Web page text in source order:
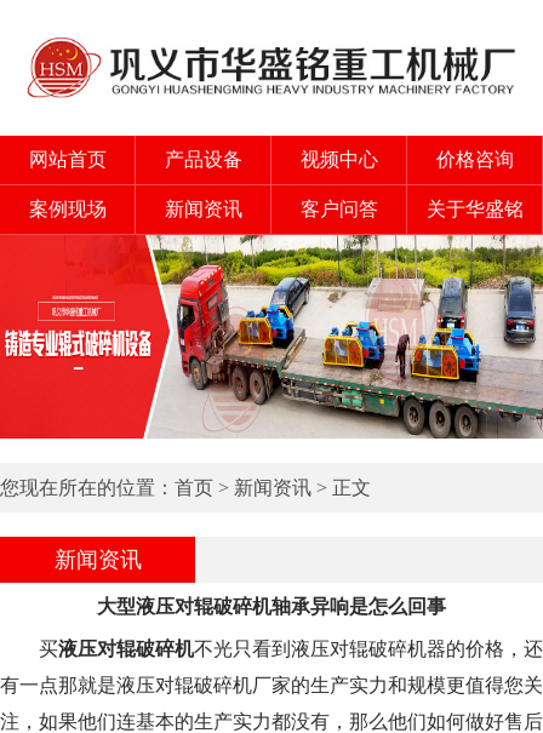
网站首页 产品设备 视频中心 价格咨询
案例现场 新闻资讯 客户问答 关于华盛铭
您现在所在的位置： 首页 > 新闻资讯 > 正文
新闻资讯
大型液压对辊破碎机轴承异响是怎么回事
买液压对辊破碎机不光只看到液压对辊破碎机器的价格，还
有一点那就是液压对辊破碎机厂家的生产实力和规模更值得您关
注，如果他们连基本的生产实力都没有，那么他们如何做好售后